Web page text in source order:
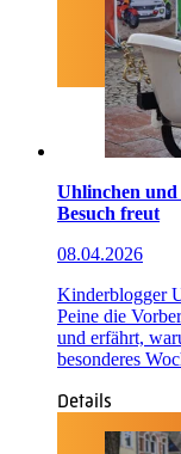
Uhlinchen und
Besuch freut
08.04.2026
Kinderblogger
Peine die
und erfährt,
besonderes
Details